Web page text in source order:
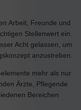
Arbeit, Freunde und
Stellenwert ein.
Acht gelassen, um
anzustreben.
mehr als nur
Ärzte, Pflegende
Bereichen